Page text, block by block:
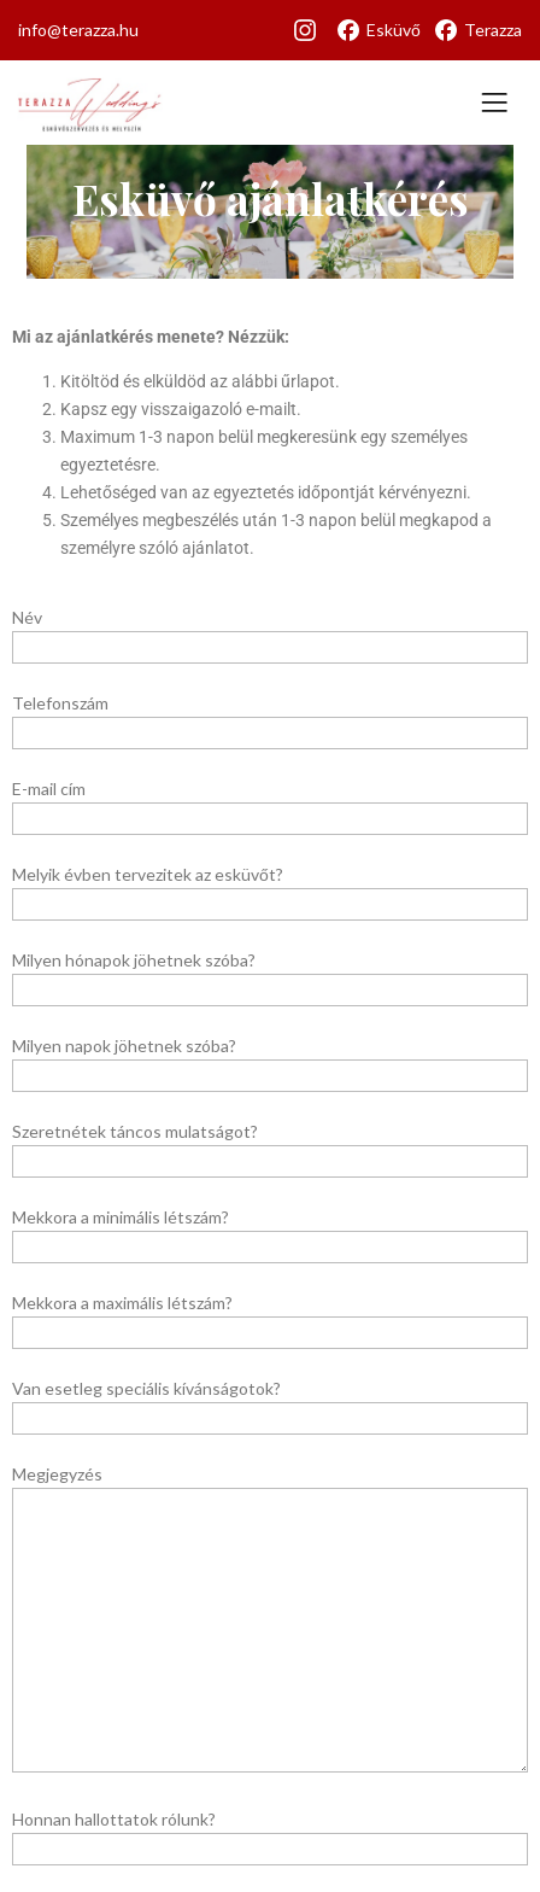
info@terazza.hu Esküvő Terazza
Esküvő ajánlatkérés
Mi az ajánlatkérés menete? Nézzük:
Kitöltöd és elküldöd az alábbi űrlapot.
Kapsz egy visszaigazoló e-mailt.
Maximum 1-3 napon belül megkeresünk egy személyes
egyeztetésre.
Lehetőséged van az egyeztetés időpontját kérvényezni.
Személyes megbeszélés után 1-3 napon belül megkapod a
személyre szóló ajánlatot.
Név
Telefonszám
E-mail cím
Melyik évben tervezitek az esküvőt?
Milyen hónapok jöhetnek szóba?
Milyen napok jöhetnek szóba?
Szeretnétek táncos mulatságot?
Mekkora a minimális létszám?
Mekkora a maximális létszám?
Van esetleg speciális kívánságotok?
Megjegyzés
Honnan hallottatok rólunk?